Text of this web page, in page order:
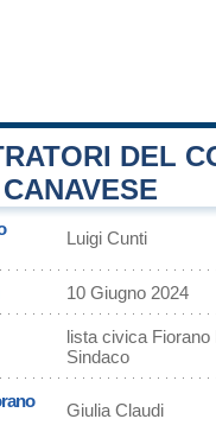
DEL
Luigi Cunti
10 Giugno 2024
lista civica Fiorano
Sindaco
Giulia Claudi